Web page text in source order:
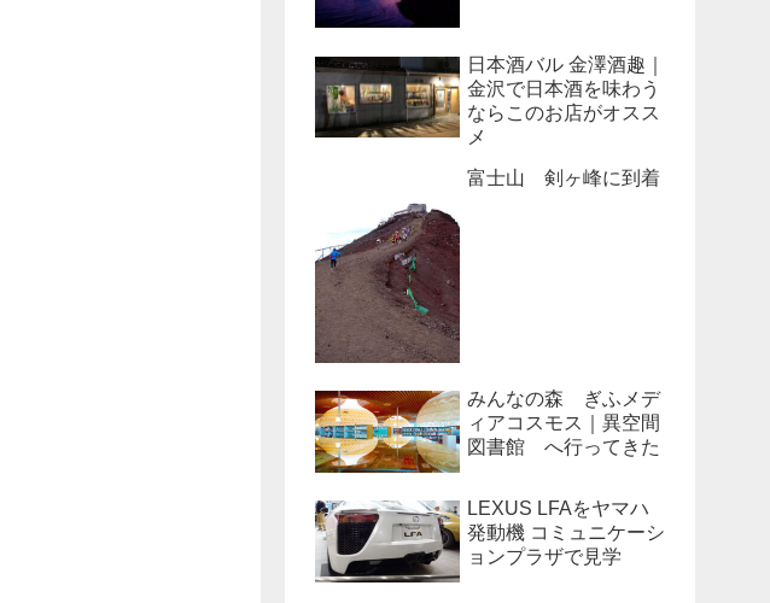
日本酒バル 金澤酒趣｜
金沢で日本酒を味わう
ならこのお店がオスス
メ
富士山 剣ヶ峰に到着
みんなの森 ぎふメデ
ィアコスモス｜異空間
図書館 へ行ってきた
LEXUS LFAをヤマハ
発動機 コミュニケーシ
ョンプラザで見学